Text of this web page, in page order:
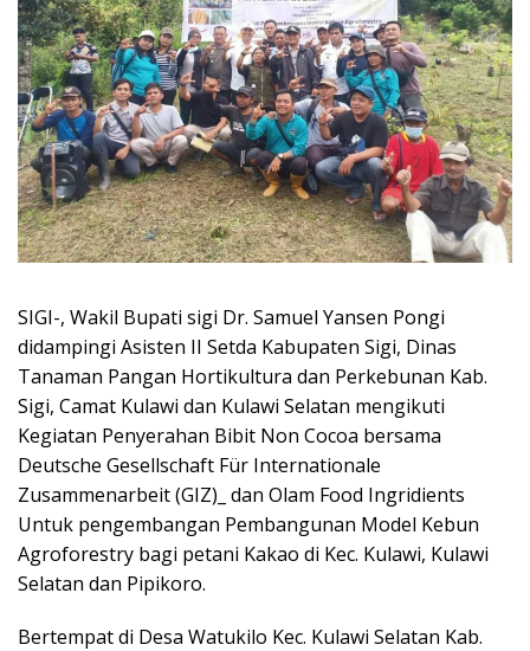
SIGI-, Wakil Bupati sigi Dr. Samuel Yansen Pongi
didampingi Asisten II Setda Kabupaten Sigi, Dinas
Tanaman Pangan Hortikultura dan Perkebunan Kab.
Sigi, Camat Kulawi dan Kulawi Selatan mengikuti
Kegiatan Penyerahan Bibit Non Cocoa bersama
Deutsche Gesellschaft Für Internationale
Zusammenarbeit (GIZ)_ dan Olam Food Ingridients
Untuk pengembangan Pembangunan Model Kebun
Agroforestry bagi petani Kakao di Kec. Kulawi, Kulawi
Selatan dan Pipikoro.
Bertempat di Desa Watukilo Kec. Kulawi Selatan Kab.